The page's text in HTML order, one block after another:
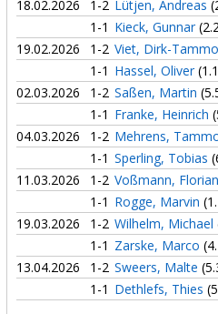
18.02.2026
1-2 Lütjen, Andreas
1-1 Kieck, Gunnar
19.02.2026
1-2 Viet, Dirk-
1-1 Hassel, Oliver
02.03.2026
1-2 Saßen, Martin
1-1 Franke, Heinrich
04.03.2026
1-2 Mehrens,
1-1 Sperling, Tobias
11.03.2026
1-2 Voßmann,
1-1 Rogge, Marvin
19.03.2026
1-2 Wilhelm, Michael
1-1 Zarske, Marco
13.04.2026
1-2 Sweers, Malte
1-1 Dethlefs, Thies